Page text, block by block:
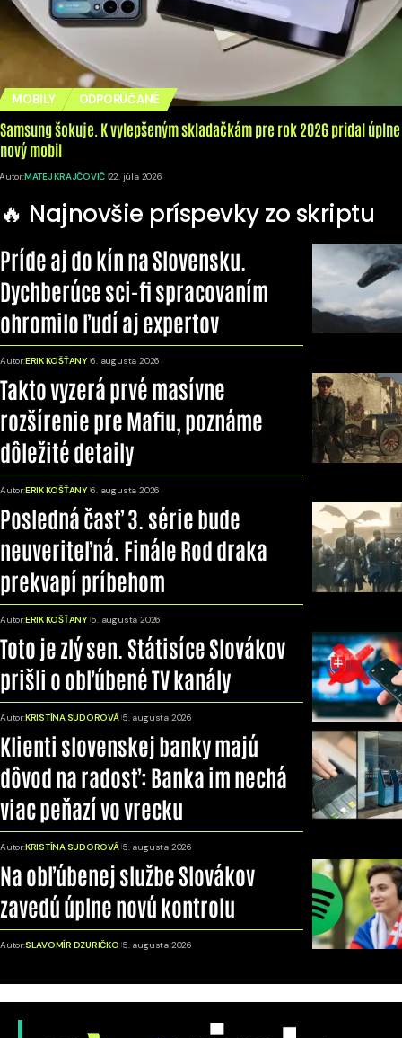
MOBILY ODPORÚČANÉ
Samsung šokuje. K vylepšeným skladačkám pre rok 2026 pridal úplne
nový mobil
Autor:MATEJ KRAJČOVIČ 22. júla 2026
🔥 Najnovšie príspevky zo skriptu
Príde aj do kín na Slovensku.
Dychberúce sci-fi spracovaním
ohromilo ľudí aj expertov
Autor:ERIK KOŠŤANY 6. augusta 2026
Takto vyzerá prvé masívne
rozšírenie pre Mafiu, poznáme
dôležité detaily
Autor:ERIK KOŠŤANY 6. augusta 2026
Posledná časť 3. série bude
neuveriteľná. Finále Rod draka
prekvapí príbehom
Autor:ERIK KOŠŤANY 5. augusta 2026
Toto je zlý sen. Státisíce Slovákov
prišli o obľúbené TV kanály
Autor:KRISTÍNA SUDOROVÁ 5. augusta 2026
Klienti slovenskej banky majú
dôvod na radosť: Banka im nechá
viac peňazí vo vrecku
Autor:KRISTÍNA SUDOROVÁ 5. augusta 2026
Na obľúbenej službe Slovákov
zavedú úplne novú kontrolu
Autor:SLAVOMÍR DZURIČKO 5. augusta 2026